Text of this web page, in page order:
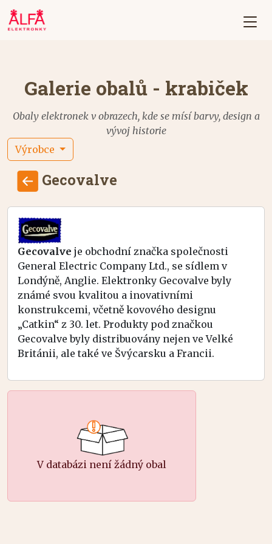
Galerie obalů - krabiček
Obaly elektronek v obrazech, kde se mísí barvy, design a
vývoj historie
Výrobce
Gecovalve
Gecovalve je obchodní značka společnosti
General Electric Company Ltd., se sídlem v
Londýně, Anglie. Elektronky Gecovalve byly
známé svou kvalitou a inovativními
konstrukcemi, včetně kovového designu
„Catkin“ z 30. let. Produkty pod značkou
Gecovalve byly distribuovány nejen ve Velké
Británii, ale také ve Švýcarsku a Francii.
V databázi není žádný obal